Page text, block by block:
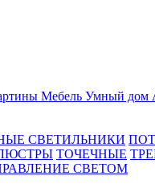
Мебель Умный дом
СВЕТИЛЬНИКИ
ТОЧЕЧНЫЕ
СВЕТОМ